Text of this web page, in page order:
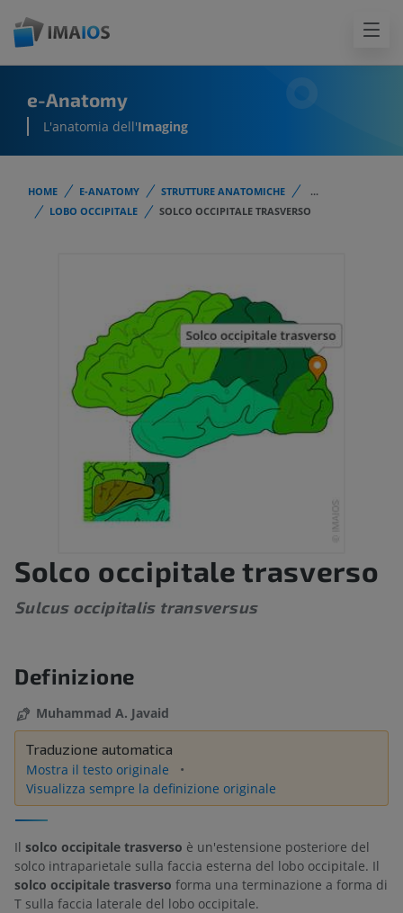
e-Anatomy
L'anatomia dell'Imaging
HOME E-ANATOMY STRUTTURE ANATOMICHE
...
LOBO OCCIPITALE
SOLCO OCCIPITALE TRASVERSO
Solco occipitale trasverso
Sulcus occipitalis transversus
Definizione
Muhammad A. Javaid
Traduzione automatica
Mostra il testo originale
Visualizza sempre la definizione originale
Il solco occipitale trasverso è un'estensione posteriore del
solco intraparietale sulla faccia esterna del lobo occipitale. Il
solco occipitale trasverso forma una terminazione a forma di
T sulla faccia laterale del lobo occipitale.